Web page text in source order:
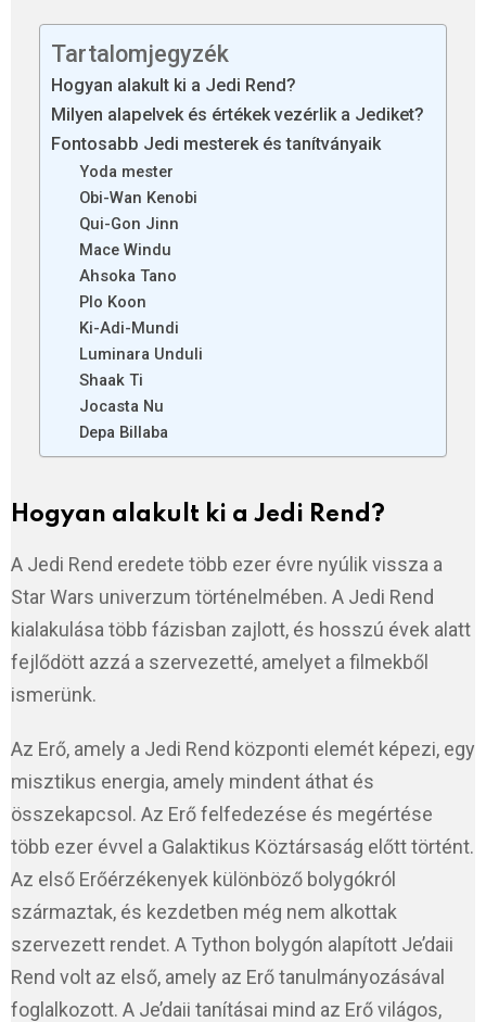
Tartalomjegyzék
Hogyan alakult ki a Jedi Rend?
Milyen alapelvek és értékek vezérlik a Jediket?
Fontosabb Jedi mesterek és tanítványaik
Yoda mester
Obi-Wan Kenobi
Qui-Gon Jinn
Mace Windu
Ahsoka Tano
Plo Koon
Ki-Adi-Mundi
Luminara Unduli
Shaak Ti
Jocasta Nu
Depa Billaba
Hogyan alakult ki a Jedi Rend?
A Jedi Rend eredete több ezer évre nyúlik vissza a
Star Wars univerzum történelmében. A Jedi Rend
kialakulása több fázisban zajlott, és hosszú évek alatt
fejlődött azzá a szervezetté, amelyet a filmekből
ismerünk.
Az Erő, amely a Jedi Rend központi elemét képezi, egy
misztikus energia, amely mindent áthat és
összekapcsol. Az Erő felfedezése és megértése
több ezer évvel a Galaktikus Köztársaság előtt történt.
Az első Erőérzékenyek különböző bolygókról
származtak, és kezdetben még nem alkottak
szervezett rendet. A Tython bolygón alapított Je’daii
Rend volt az első, amely az Erő tanulmányozásával
foglalkozott. A Je’daii tanításai mind az Erő világos,